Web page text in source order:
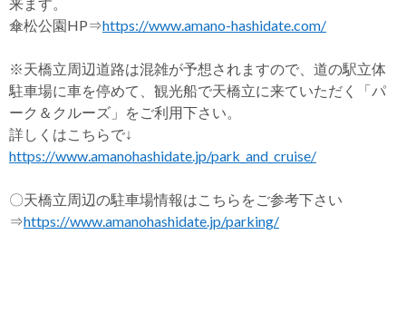
来ます。
傘松公園HP⇒https://www.amano-hashidate.com/
※天橋立周辺道路は混雑が予想されますので、道の駅立体
駐車場に車を停めて、観光船で天橋立に来ていただく「パ
ーク＆クルーズ」をご利用下さい。
詳しくはこちらで↓
https://www.amanohashidate.jp/park_and_cruise/
〇天橋立周辺の駐車場情報はこちらをご参考下さい
⇒https://www.amanohashidate.jp/parking/